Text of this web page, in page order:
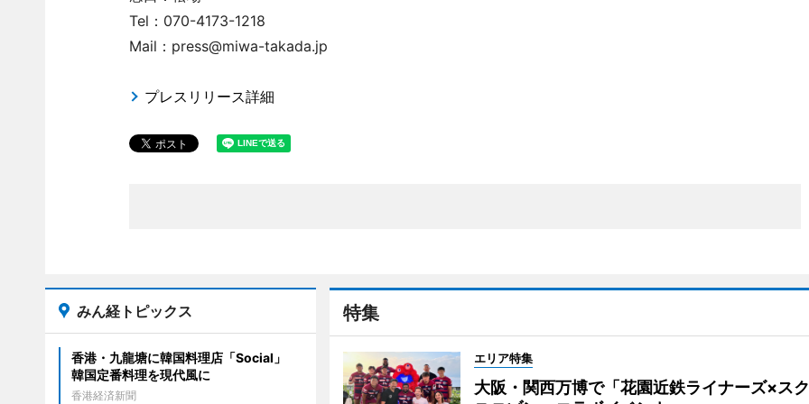
Tel：070-4173-1218
Mail：press@miwa-takada.jp
プレスリリース詳細
特集
エリア特集
大阪・関西万博で「花園近鉄ライナーズ×ス
みん経トピックス
香港・九龍塘に韓国料理店「Social」
韓国定番料理を現代風に
香港経済新聞